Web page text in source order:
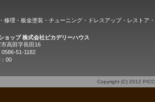
修理・板金塗装・チューニング・ドレスアップ・レストア
ョップ 株式会社ピカデリーハウス
高田字長田16
0586-51-1182
00
Copyright (C) 2012